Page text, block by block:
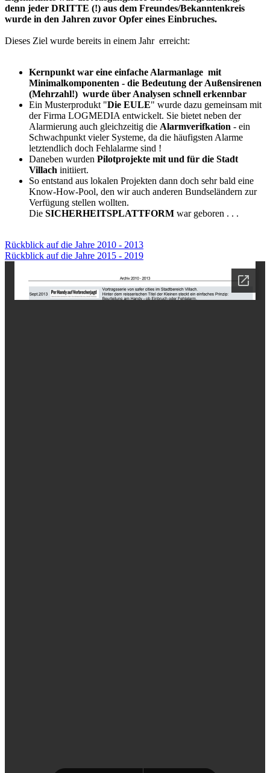
denn jeder DRITTE (!) aus dem Freundes/Bekanntenkreis
wurde in den Jahren zuvor Opfer eines Einbruches.
Dieses Ziel wurde bereits in einem Jahr erreicht:
Kernpunkt war eine einfache Alarmanlage mit
Minimalkomponenten - die Bedeutung der Außensirenen
(Mehrzahl!) wurde über Analysen schnell erkennbar
Ein Musterprodukt "Die EULE" wurde dazu gemeinsam mit
der Firma LOGMEDIA entwickelt. Sie bietet neben der
Alarmierung auch gleichzeitig die Alarmverifkation - ein
Schwachpunkt vieler Systeme, da die häufigsten Alarme
letztendlich doch Fehlalarme sind !
Daneben wurden Pilotprojekte mit und für die Stadt
Villach initiiert.
So entstand aus lokalen Projekten dann doch sehr bald eine
Know-How-Pool, den wir auch anderen Bundseländern zur
Verfügung stellen wollten.
Die SICHERHEITSPLATTFORM war geboren . . .
Rückblick auf die Jahre 2010 - 2013
Rückblick auf die Jahre 2015 - 2019